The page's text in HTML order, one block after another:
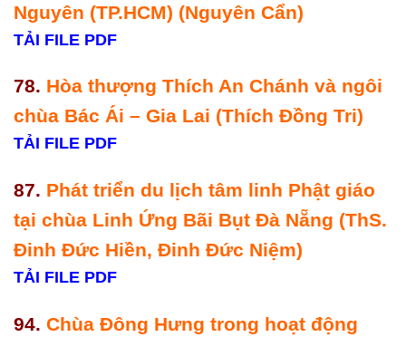
Nguyên (TP.HCM) (Nguyên Cẩn)
TẢI FILE PDF
78. Hòa thượng Thích An Chánh và ngôi
chùa Bác Ái – Gia Lai (Thích Đồng Tri)
TẢI FILE PDF
87. Phát triển du lịch tâm linh Phật giáo
tại chùa Linh Ứng Bãi Bụt Đà Nẵng (ThS.
Đinh Đức Hiền, Đinh Đức Niệm)
TẢI FILE PDF
94. Chùa Đông Hưng trong hoạt động